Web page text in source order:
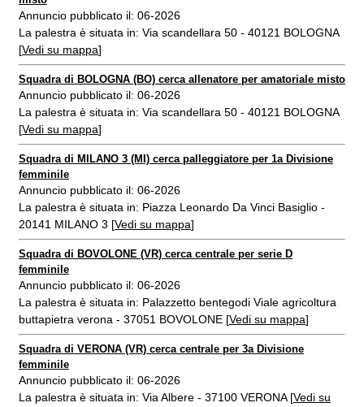
Annuncio pubblicato il: 06-2026
La palestra è situata in: Via scandellara 50 - 40121 BOLOGNA
[Vedi su mappa]
Squadra di BOLOGNA (BO) cerca allenatore per amatoriale misto
Annuncio pubblicato il: 06-2026
La palestra è situata in: Via scandellara 50 - 40121 BOLOGNA
[Vedi su mappa]
Squadra di MILANO 3 (MI) cerca palleggiatore per 1a Divisione
femminile
Annuncio pubblicato il: 06-2026
La palestra è situata in: Piazza Leonardo Da Vinci Basiglio -
20141 MILANO 3 [Vedi su mappa]
Squadra di BOVOLONE (VR) cerca centrale per serie D
femminile
Annuncio pubblicato il: 06-2026
La palestra è situata in: Palazzetto bentegodi Viale agricoltura
buttapietra verona - 37051 BOVOLONE [Vedi su mappa]
Squadra di VERONA (VR) cerca centrale per 3a Divisione
femminile
Annuncio pubblicato il: 06-2026
La palestra è situata in: Via Albere - 37100 VERONA [Vedi su